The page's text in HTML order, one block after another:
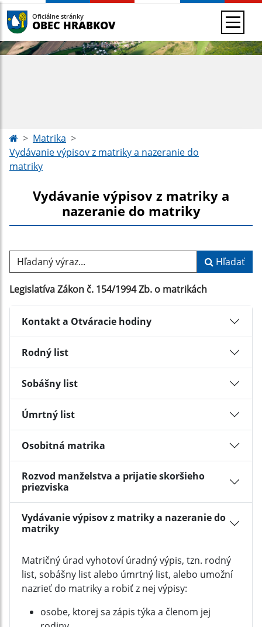
Oficiálne stránky
OBEC HRABKOV
Matrika
Vydávanie výpisov z matriky a nazeranie do
matriky
Vydávanie výpisov z matriky a
nazeranie do matriky
Hľadaný výraz... Hľadať
Legislatíva Zákon č. 154/1994 Zb. o matrikách
Kontakt a Otváracie hodiny
Rodný list
Sobášny list
Úmrtný list
Osobitná matrika
Rozvod manželstva a prijatie skoršieho
priezviska
Vydávanie výpisov z matriky a nazeranie do
matriky
Matričný úrad vyhotoví úradný výpis, tzn. rodný
list, sobášny list alebo úmrtný list, alebo umožní
nazrieť do matriky a robiť z nej výpisy:
osobe, ktorej sa zápis týka a členom jej